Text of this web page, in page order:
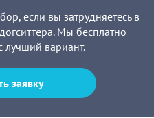
если вы затрудняетесь в
Мы бесплатно
лучший вариант.
заявку